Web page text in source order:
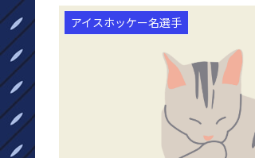
アイスホッケー名選手